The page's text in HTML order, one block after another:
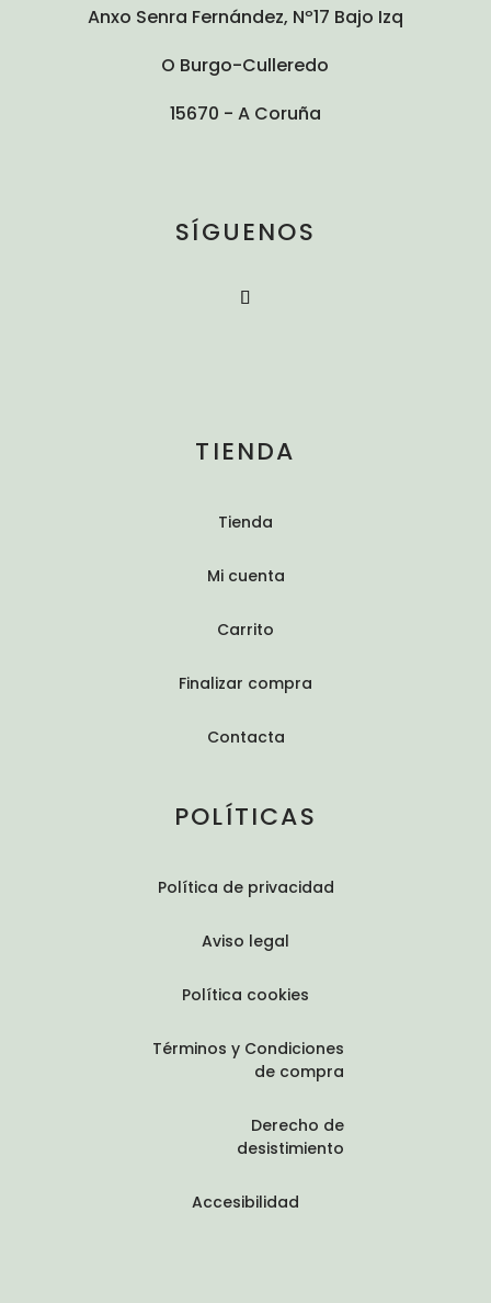
Anxo Senra Fernández, Nº17 Bajo Izq
O Burgo-Culleredo
15670 - A Coruña
SÍGUENOS
TIENDA
Tienda
Mi cuenta
Carrito
Finalizar compra
Contacta
POLÍTICAS
Política de privacidad
Aviso legal
Política cookies
Términos y Condiciones
de compra
Derecho de
desistimiento
Accesibilidad